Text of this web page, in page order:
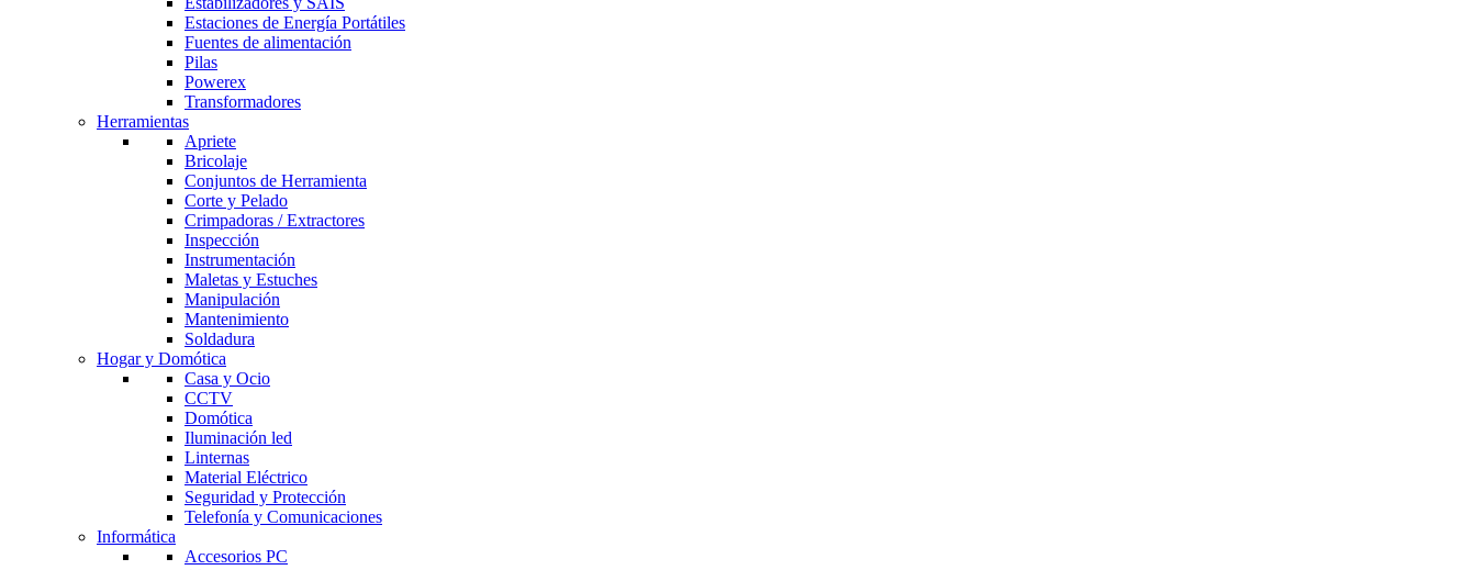
Estaciones de Energía Portátiles
Fuentes de alimentación
Pilas
Powerex
Transformadores
Herramientas
Apriete
Bricolaje
Conjuntos de Herramienta
Corte y Pelado
Crimpadoras / Extractores
Inspección
Instrumentación
Maletas y Estuches
Manipulación
Mantenimiento
Soldadura
Hogar y Domótica
Casa y Ocio
CCTV
Domótica
Iluminación led
Linternas
Material Eléctrico
Seguridad y Protección
Telefonía y Comunicaciones
Informática
Accesorios PC